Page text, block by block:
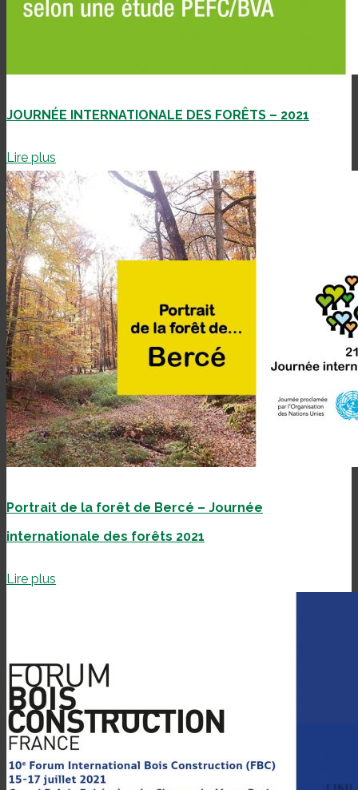
JOURNÉE INTERNATIONALE DES FORÊTS – 2021
Lire plus
Portrait de la forêt de Bercé – Journée
internationale des forêts 2021
Lire plus